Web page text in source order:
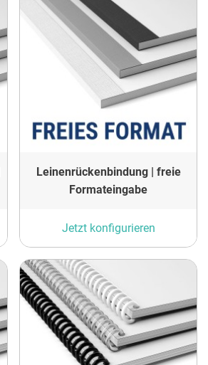
Leinenrückenbindung | freie
Formateingabe
Jetzt konfigurieren